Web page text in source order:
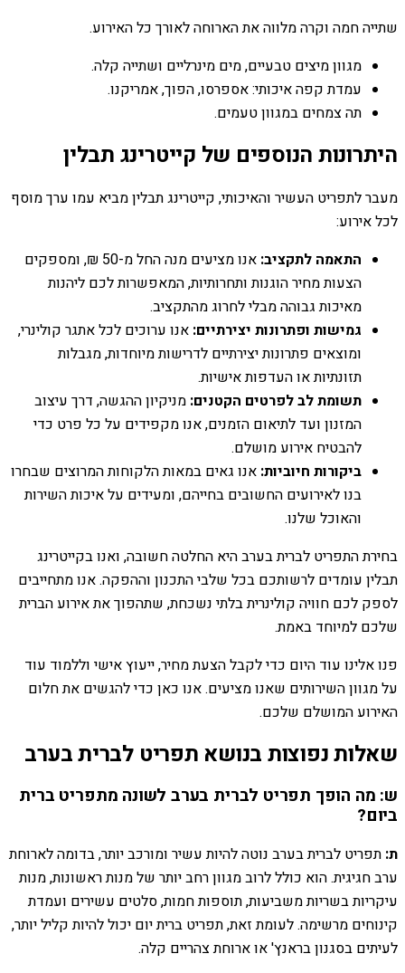
שתייה חמה וקרה מלווה את הארוחה לאורך כל האירוע.
מגוון מיצים טבעיים, מים מינרליים ושתייה קלה.
עמדת קפה איכותי: אספרסו, הפוך, אמריקנו.
תה צמחים במגוון טעמים.
היתרונות הנוספים של קייטרינג תבלין
מעבר לתפריט העשיר והאיכותי, קייטרינג תבלין מביא עמו ערך מוסף
לכל אירוע:
התאמה לתקציב:
אנו מציעים מנה החל מ-50 ₪, ומספקים
הצעות מחיר הוגנות ותחרותיות, המאפשרות לכם ליהנות
מאיכות גבוהה מבלי לחרוג מהתקציב.
גמישות ופתרונות יצירתיים: אנו ערוכים לכל אתגר קולינרי,
ומוצאים פתרונות יצירתיים לדרישות מיוחדות, מגבלות
תזונתיות או העדפות אישיות.
תשומת לב לפרטים הקטנים: מניקיון ההגשה, דרך עיצוב
המזנון ועד לתיאום הזמנים, אנו מקפידים על כל פרט כדי
להבטיח אירוע מושלם.
ביקורות חיוביות: אנו גאים במאות הלקוחות המרוצים שבחרו
בנו לאירועים החשובים בחייהם, ומעידים על איכות השירות
והאוכל שלנו.
בחירת התפריט לברית בערב היא החלטה חשובה, ואנו בקייטרינג
תבלין עומדים לרשותכם בכל שלבי התכנון וההפקה. אנו מתחייבים
לספק לכם חוויה קולינרית בלתי נשכחת, שתהפוך את אירוע הברית
שלכם למיוחד באמת.
פנו אלינו עוד היום כדי לקבל הצעת מחיר, ייעוץ אישי וללמוד עוד
על מגוון השירותים שאנו מציעים. אנו כאן כדי להגשים את חלום
האירוע המושלם שלכם.
שאלות נפוצות בנושא תפריט לברית בערב
ש: מה הופך תפריט לברית בערב לשונה מתפריט ברית
ביום?
ת: תפריט לברית בערב נוטה להיות עשיר ומורכב יותר, בדומה לארוחת
ערב חגיגית. הוא כולל לרוב מגוון רחב יותר של מנות ראשונות, מנות
עיקריות בשריות משביעות, תוספות חמות, סלטים עשירים ועמדת
קינוחים מרשימה. לעומת זאת, תפריט ברית יום יכול להיות קליל יותר,
לעיתים בסגנון בראנץ' או ארוחת צהריים קלה.